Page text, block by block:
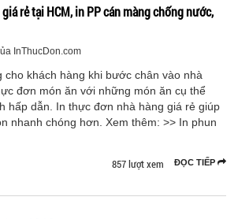
rẻ tại HCM, in PP cán màng chống nước,
InThucDon.com
khách hàng khi bước chân vào nhà
đơn món ăn với những món ăn cụ thể
hấp dẫn. In thực đơn nhà hàng giá rẻ giúp
nhanh chóng hơn. Xem thêm: >> In phun
ĐỌC TIẾP
857 lượt xem